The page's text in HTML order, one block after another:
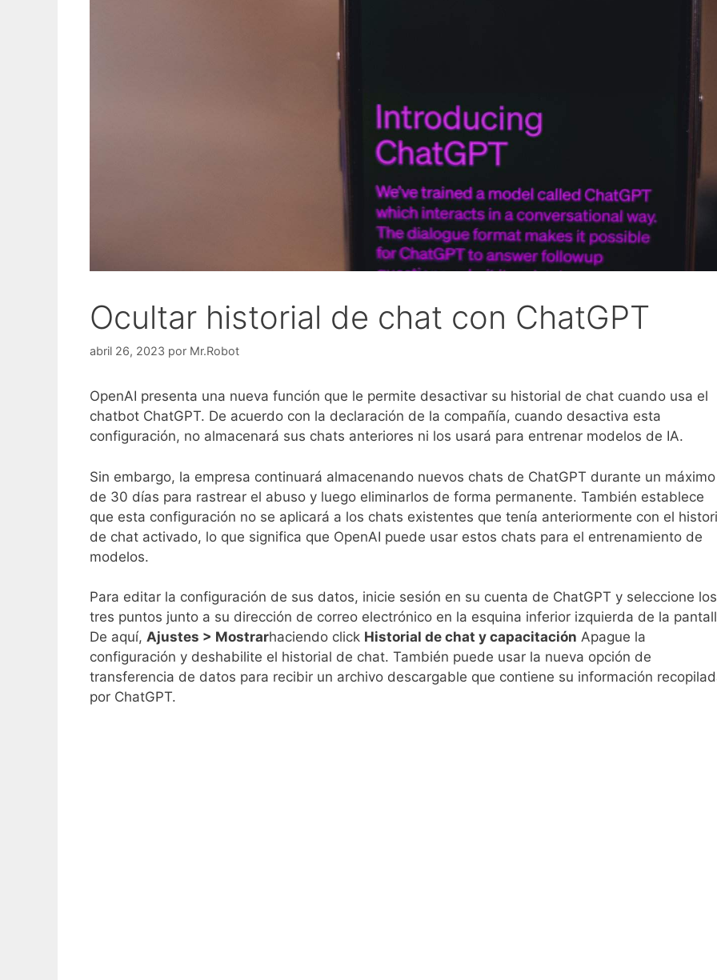
Ocultar historial de chat con ChatGPT
abril 26, 2023 por Mr.Robot
OpenAI presenta una nueva función que le permite desactivar su historial de chat cuando usa el
chatbot ChatGPT. De acuerdo con la declaración de la compañía, cuando desactiva esta
configuración, no almacenará sus chats anteriores ni los usará para entrenar modelos de IA.
Sin embargo, la empresa continuará almacenando nuevos chats de ChatGPT durante un máximo
de 30 días para rastrear el abuso y luego eliminarlos de forma permanente. También establece
que esta configuración no se aplicará a los chats existentes que tenía anteriormente con el
de chat activado, lo que significa que OpenAI puede usar estos chats para el entrenamiento de
modelos.
Para editar la configuración de sus datos, inicie sesión en su cuenta de ChatGPT y seleccione los
tres puntos junto a su dirección de correo electrónico en la esquina inferior izquierda de la
De aquí, Ajustes > Mostrarhaciendo click Historial de chat y capacitación Apague la
configuración y deshabilite el historial de chat. También puede usar la nueva opción de
transferencia de datos para recibir un archivo descargable que contiene su información
por ChatGPT.